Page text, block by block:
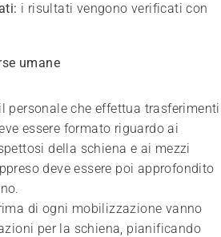
i risultati vengono verificati con
umane
personale che effettua trasferimenti
essere formato riguardo ai
della schiena e ai mezzi
deve essere poi approfondito
di ogni mobilizzazione vanno
per la schiena, pianificando